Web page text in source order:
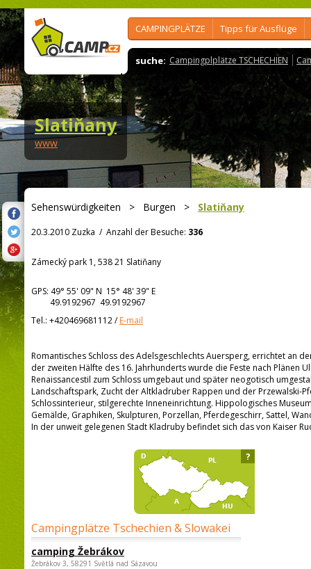
CAMPINGPLÄTZE Tipps für Ausflüge
suche: Campingplplätze TSCHECHIEN
Slatiňany
www
Sehenswürdigkeiten > Burgen > Slatiňany
20.3.2010 Zuzka / Anzahl der Besuche: 336
Zámecký park 1, 538 21 Slatiňany
GPS: 49° 55' 09" N 15° 48' 39" E
49.9192967 49.9192967
Tel.: +420469681112/E-mail
Romantisches Schloss des Adelsgeschlechts Auersperg, errichtet an
der zweiten Hälfte des 16. Jahrhunderts wurde die Feste nach Plänen
Renaissancestil zum Schloss umgebaut und später neogotisch
Landschaftspark, Zucht der Altkladruber Rappen und der Przewalski-
Schlossinterieur, stilgerechte Inneneinrichtung. Hippologisches
Gemälde, Graphiken, Skulpturen, Porzellan, Pferdegeschirr, Sattel,
In der unweit gelegenen Stadt Kladruby befindet sich das von Kaiser
Campingplätze Tschechien & Slowakei
camping Žebrákov
Žebrákov 3, 58291 Světlá nad Sázavou
?